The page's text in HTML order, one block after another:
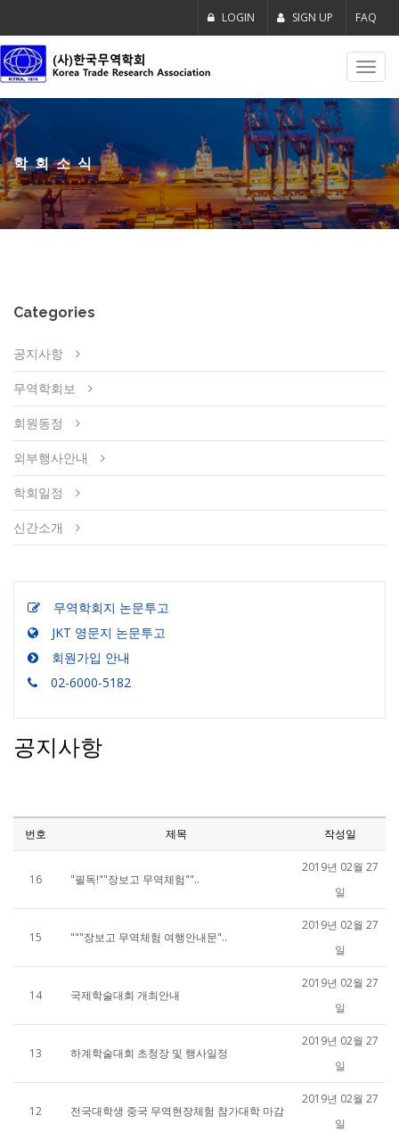
LOGIN SIGN UP FAQ
학회소식
Categories
공지사항
무역학회보
회원동정
외부행사안내
학회일정
신간소개
무역학회지 논문투고
JKT 영문지 논문투고
회원가입 안내
02-6000-5182
공지사항
번호 제목 작성일
16 "필독!""장보고 무역체험""..
2019년 02월 27
일
15 """장보고 무역체험 여행안내문"..
2019년 02월 27
일
14 국제학술대회 개최안내
2019년 02월 27
일
13 하계학술대회 초청장 및 행사일정
2019년 02월 27
일
12 전국대학생 중국 무역현장체험 참가대학 마감
2019년 02월 27
일